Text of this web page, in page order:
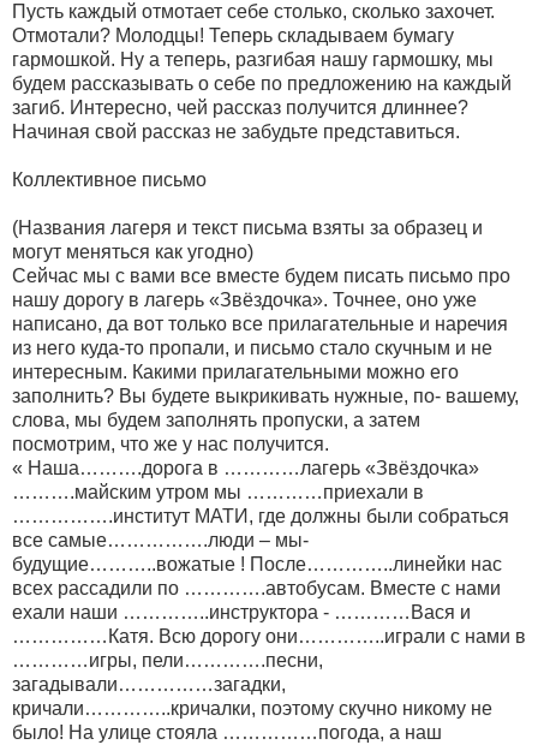
Пусть каждый отмотает себе столько, сколько захочет.
Отмотали? Молодцы! Теперь складываем бумагу
гармошкой. Ну а теперь, разгибая нашу гармошку, мы
будем рассказывать о себе по предложению на каждый
загиб. Интересно, чей рассказ получится длиннее?
Начиная свой рассказ не забудьте представиться.
Коллективное письмо
(Названия лагеря и текст письма взяты за образец и
могут меняться как угодно)
Сейчас мы с вами все вместе будем писать письмо про
нашу дорогу в лагерь «Звёздочка». Точнее, оно уже
написано, да вот только все прилагательные и наречия
из него куда-то пропали, и письмо стало скучным и не
интересным. Какими прилагательными можно его
заполнить? Вы будете выкрикивать нужные, по- вашему,
слова, мы будем заполнять пропуски, а затем
посмотрим, что же у нас получится.
« Наша……….дорога в …………лагерь «Звёздочка»
……….майским утром мы …………приехали в
…………….институт МАТИ, где должны были собраться
все самые…………….люди – мы-
будущие………..вожатые ! После…………..линейки нас
всех рассадили по ………….автобусам. Вместе с нами
ехали наши …………..инструктора - …………Вася и
……………Катя. Всю дорогу они…………..играли с нами в
…………игры, пели………….песни,
загадывали……………загадки,
кричали…………..кричалки, поэтому скучно никому не
было! На улице стояла ……………погода, а наш